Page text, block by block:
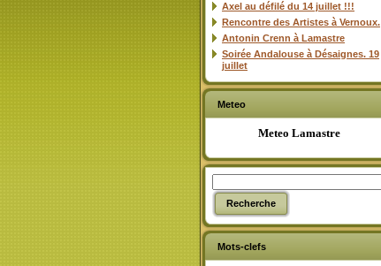
Axel au défilé du 14 juillet !!!
Rencontre des Artistes à Vernoux.
Antonin Crenn à Lamastre
Soirée Andalouse à Désaignes. 19
juillet
Meteo
Meteo Lamastre
Mots-clefs